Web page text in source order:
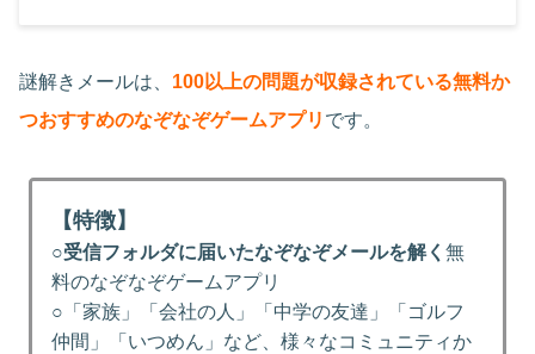
謎解きメールは、 100以上の問題が収録されている無料か
つおすすめのなぞなぞゲームアプリ です。
【特徴】
○受信フォルダに届いたなぞなぞメールを解く無
料のなぞなぞゲームアプリ
○「家族」「会社の人」「中学の友達」「ゴルフ
仲間」「いつめん」など、様々なコミュニティか